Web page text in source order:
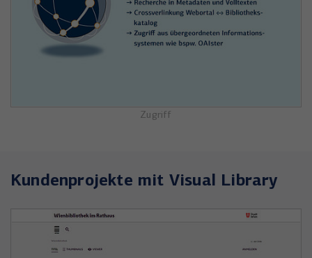
Zugriff
Kundenprojekte mit Visual Library